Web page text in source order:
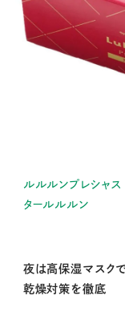
ルルルンプレシャ
タールルルン
夜は高保湿マスク
乾燥対策を徹底